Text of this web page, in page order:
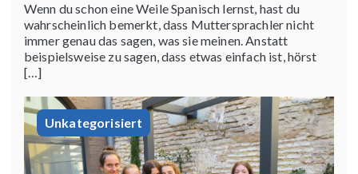
Wenn du schon eine Weile Spanisch lernst, hast du
wahrscheinlich bemerkt, dass Muttersprachler nicht
immer genau das sagen, was sie meinen. Anstatt
beispielsweise zu sagen, dass etwas einfach ist, hörst
[…]
Unkategorisiert